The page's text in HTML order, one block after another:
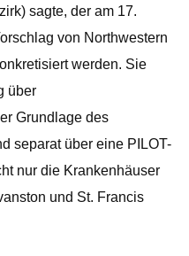
sagte, der am 17.
von Northwestern
werden. Sie
über
Grundlage des
separat über eine PILOT-
nur die Krankenhäuser
und St. Francis